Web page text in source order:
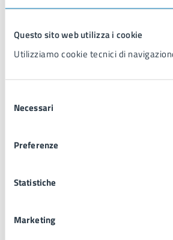
Questo sito web utilizza i cookie
Utilizziamo cookie tecnici di
delNecessari
Preferenze
Statistiche
Marketing